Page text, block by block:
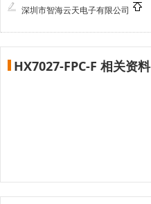
深圳市智海云天电子有限公司
HX7027-FPC-F 相关资料